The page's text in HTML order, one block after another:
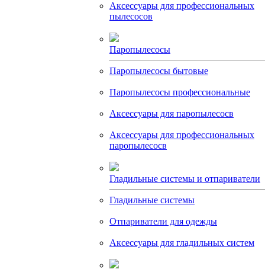
Аксессуары для профессиональных
пылесосов
Паропылесосы
Паропылесосы бытовые
Паропылесосы профессиональные
Аксессуары для паропылесосв
Аксессуары для профессиональных
паропылесосв
Гладильные системы и отпариватели
Гладильные системы
Отпариватели для одежды
Аксессуары для гладильных систем